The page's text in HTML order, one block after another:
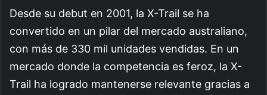
Desde su debut en 2001, la X-Trail se ha
convertido en un pilar del mercado australiano,
con más de 330 mil unidades vendidas. En un
mercado donde la competencia es feroz, la X-
Trail ha logrado mantenerse relevante gracias a